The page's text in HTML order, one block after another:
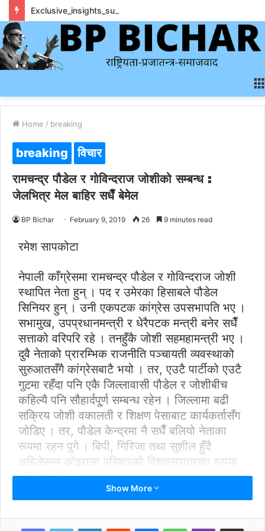
Home / breaking
breaking विचार
रामचन्द्र पौडेल र गोविन्दराज जोशीको सम्बन्ध :
जेलभित्र मेल बाहिर सधैँ बेमेल
BP Bichar February 9, 2019 26 9 minutes read
रमेश सापकोटा
नेपाली काँग्रेसमा रामचन्द्र पौडेल र गोविन्दराज जोशी
स्थापित नेता हुन् । पद र उमेरका हिसाबले पौडेल
सिनियर हुन् । उनी एकपटक कांग्रेस उपसभापति भए ।
सभामुख, उपप्रधानमन्त्री र धेरैपटक मन्त्री बनेर सधैँ
सत्ताको वरिपरि रहे । तनहुँकै जोशी सहमहामन्त्री भए ।
दुवै नेताको प्रारम्भिक राजनीति पञ्चायती व्यवस्थाको
सुरुआतसँगै कांग्रेसबाटै भयो । तर, एउटै पार्टीको एउटै
गुटमा रहँदा पनि एकै जिल्लावासी पौडेल र जोशीबीच
कहिल्यै पनि सौहार्दपू्र्ण सम्बन्ध रहेन । जिल्लामा बढी
सक्रिय जोशी वकालती र शिक्षण पेसाबाट कार्यकर्तासँग
जोडिए । तर, पौडेल केन्द्रमा नै सधैँ बलियो नेताका
रूपमा रहन पुगे । बिपी, गिरिजा तथा सुशील हुँदै
अहिलेसम्म कोइराला परिवारको विश्वासपात्रका रूपमा
रहँदै आए पौडेल ।
शिक्षक भएर काम गर्दा तथा वकिल हुँदा ‘जय नेपाल’ दाइ
Show More
LinkedInReddit MessengerWhatsAppViber Share via Email